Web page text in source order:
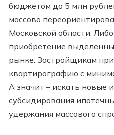
бюджетом до 5 млн
массово
Московской области.
приобретение
рынке. Застройщикам
квартирографию с
А значит – искать новые
субсидирования
удержания массового